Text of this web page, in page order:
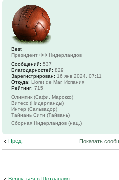
Best
Президент ФФ Нидерландов
Сообщений: 537
Благодарностей: 829
Зарегистрирован: 16 янв 2024, 07:11
Откуда: Lloret de Mar, Испания
Рейтинг: 715
Олимпик (Сафи, Марокко)
Витесс (Нидерланды)
Интер (Сальвадор)
Тайнань Сити (Тайвань)
Сборная Нидерландов (нац.)
Пред. Показать